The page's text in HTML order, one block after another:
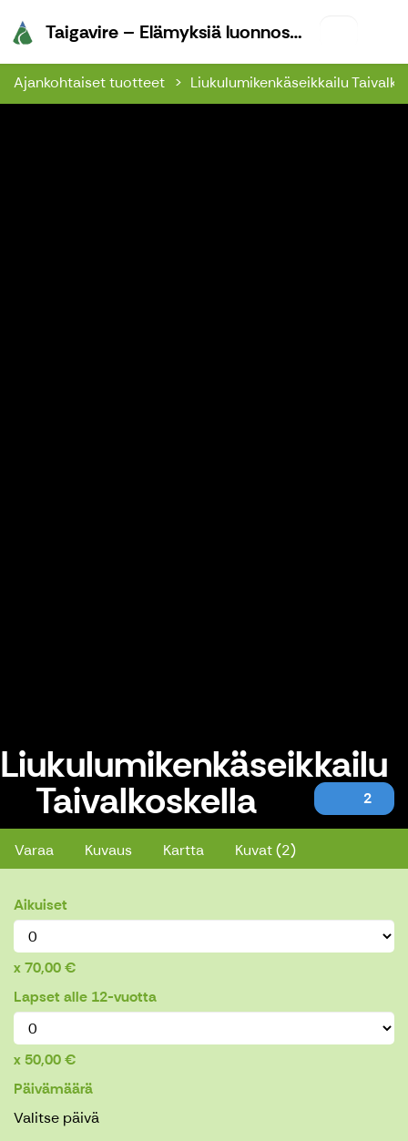
Taigavire – Elämyksiä luonnossa
Ajankohtaiset tuotteet Liukulumikenkäseikkailu
Liukulumikenkäseikkailu
Taivalkoskella 2
Liukulumikenkäseikkailu Taivalkoskella
Varaa Kuvaus Kartta Kuvat (2)
Aikuiset
70,00 €
Lapset alle 12-vuotta
50,00 €
Päivämäärä
Valitse päivä